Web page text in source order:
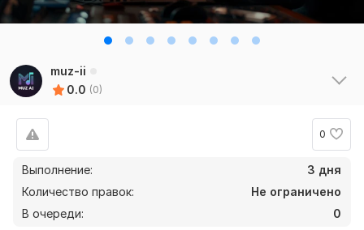
muz-ii
0.0 (0)
0
Выполнение:
3 дня
Количество правок:
Не ограничено
В очереди:
0